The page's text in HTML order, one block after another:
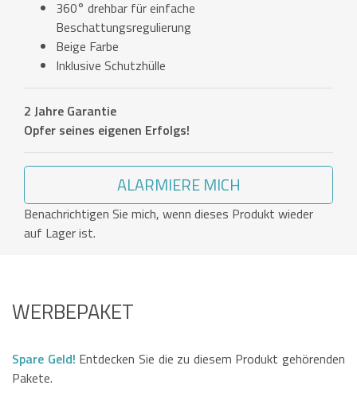
360° drehbar für einfache
Beschattungsregulierung
Beige Farbe
Inklusive Schutzhülle
2 Jahre Garantie
Opfer seines eigenen Erfolgs!
ALARMIERE MICH
Benachrichtigen Sie mich, wenn dieses Produkt wieder
auf Lager ist.
WERBEPAKET
Spare Geld! Entdecken Sie die zu diesem Produkt gehörenden
Pakete.